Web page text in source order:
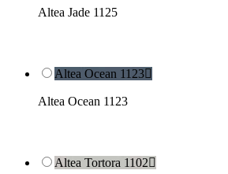
Altea Jade 1125
Altea Ocean 1123
Altea Ocean 1123
Altea Tortora 1102